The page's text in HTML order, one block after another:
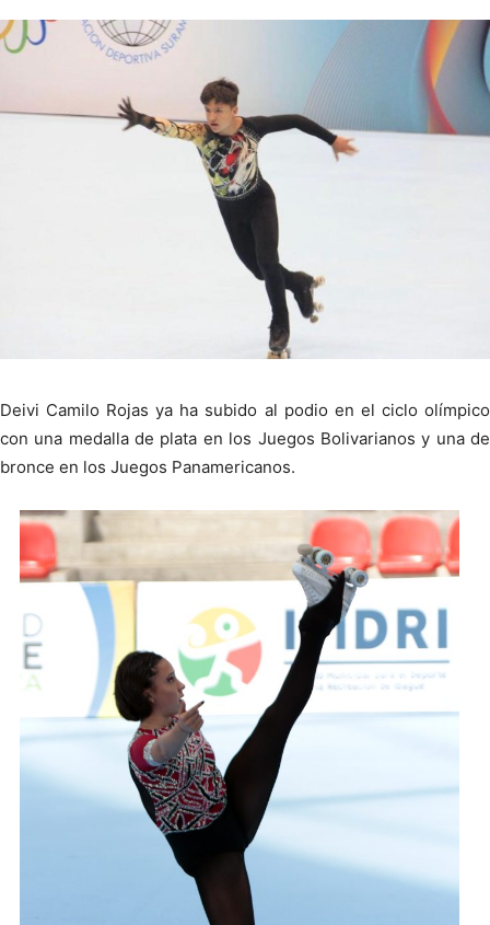
Deivi Camilo Rojas ya ha subido al podio en el ciclo olímpico
con una medalla de plata en los Juegos Bolivarianos y una de
bronce en los Juegos Panamericanos.